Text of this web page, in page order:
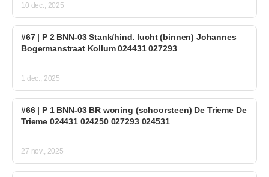
10 dec., 2025
#67 | P 2 BNN-03 Stank/hind. lucht (binnen) Johannes
Bogermanstraat Kollum 024431 027293
1 dec., 2025
#66 | P 1 BNN-03 BR woning (schoorsteen) De Trieme De
Trieme 024431 024250 027293 024531
27 nov., 2025